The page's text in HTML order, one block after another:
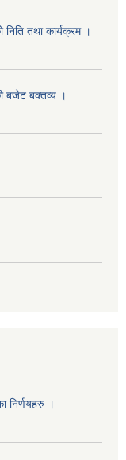
तथा कार्यक्रम ।
बजेट बक्तव्य ।
निर्णयहरु ।